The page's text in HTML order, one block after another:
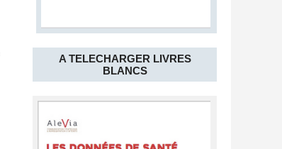
A TELECHARGER LIVRES
BLANCS